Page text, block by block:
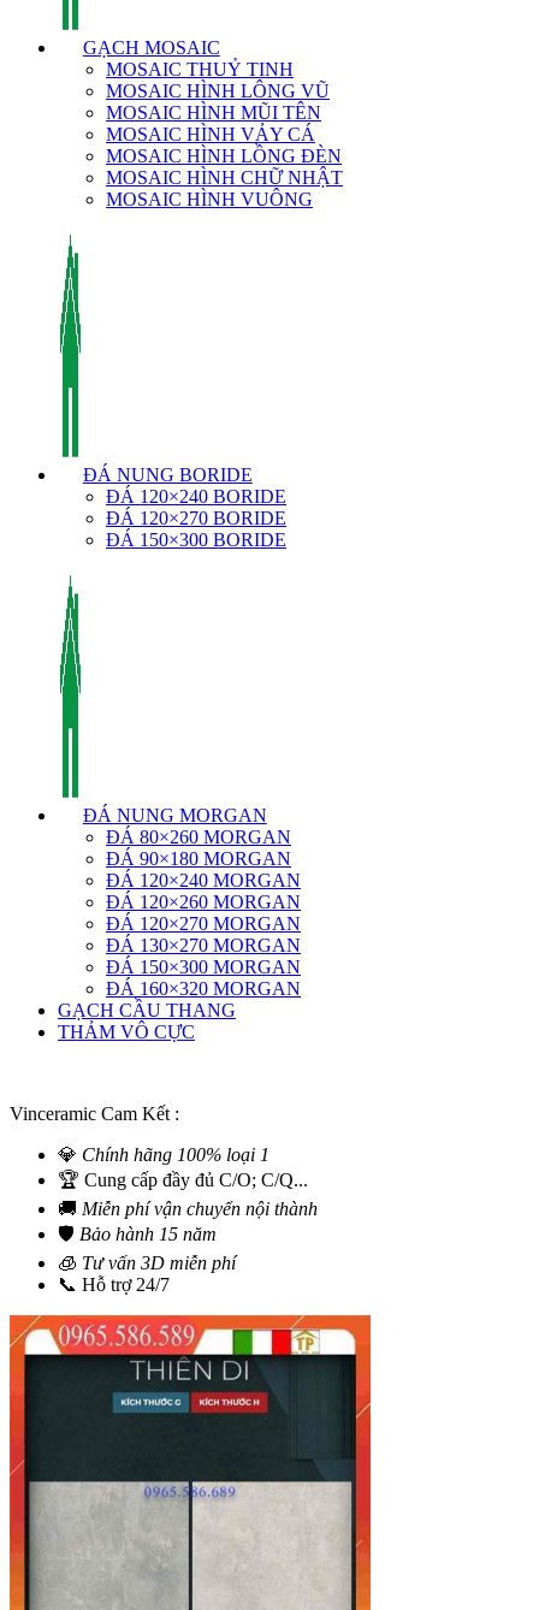
GẠCH MOSAIC
MOSAIC THUỶ TINH
MOSAIC HÌNH LÔNG VŨ
MOSAIC HÌNH MŨI TÊN
MOSAIC HÌNH VẢY CÁ
MOSAIC HÌNH LỒNG ĐÈN
MOSAIC HÌNH CHỮ NHẬT
MOSAIC HÌNH VUÔNG
ĐÁ NUNG BORIDE
ĐÁ 120×240 BORIDE
ĐÁ 120×270 BORIDE
ĐÁ 150×300 BORIDE
ĐÁ NUNG MORGAN
ĐÁ 80×260 MORGAN
ĐÁ 90×180 MORGAN
ĐÁ 120×240 MORGAN
ĐÁ 120×260 MORGAN
ĐÁ 120×270 MORGAN
ĐÁ 130×270 MORGAN
ĐÁ 150×300 MORGAN
ĐÁ 160×320 MORGAN
GẠCH CẦU THANG
THẢM VÔ CỰC
Vinceramic Cam Kết :
💎 Chính hãng 100% loại 1
🏆 Cung cấp đầy đủ C/O; C/Q...
🚚 Miễn phí vận chuyển nội thành
🛡️ Bảo hành 15 năm
🧊 Tư vấn 3D miễn phí
📞 Hỗ trợ 24/7